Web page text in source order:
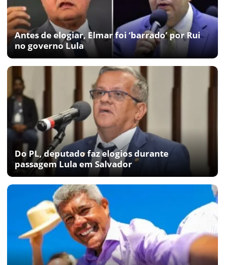
Antes de elogiar, Elmar foi ‘barrado’ por Rui
no governo Lula
Do PL, deputado faz elogios durante
passagem Lula em Salvador